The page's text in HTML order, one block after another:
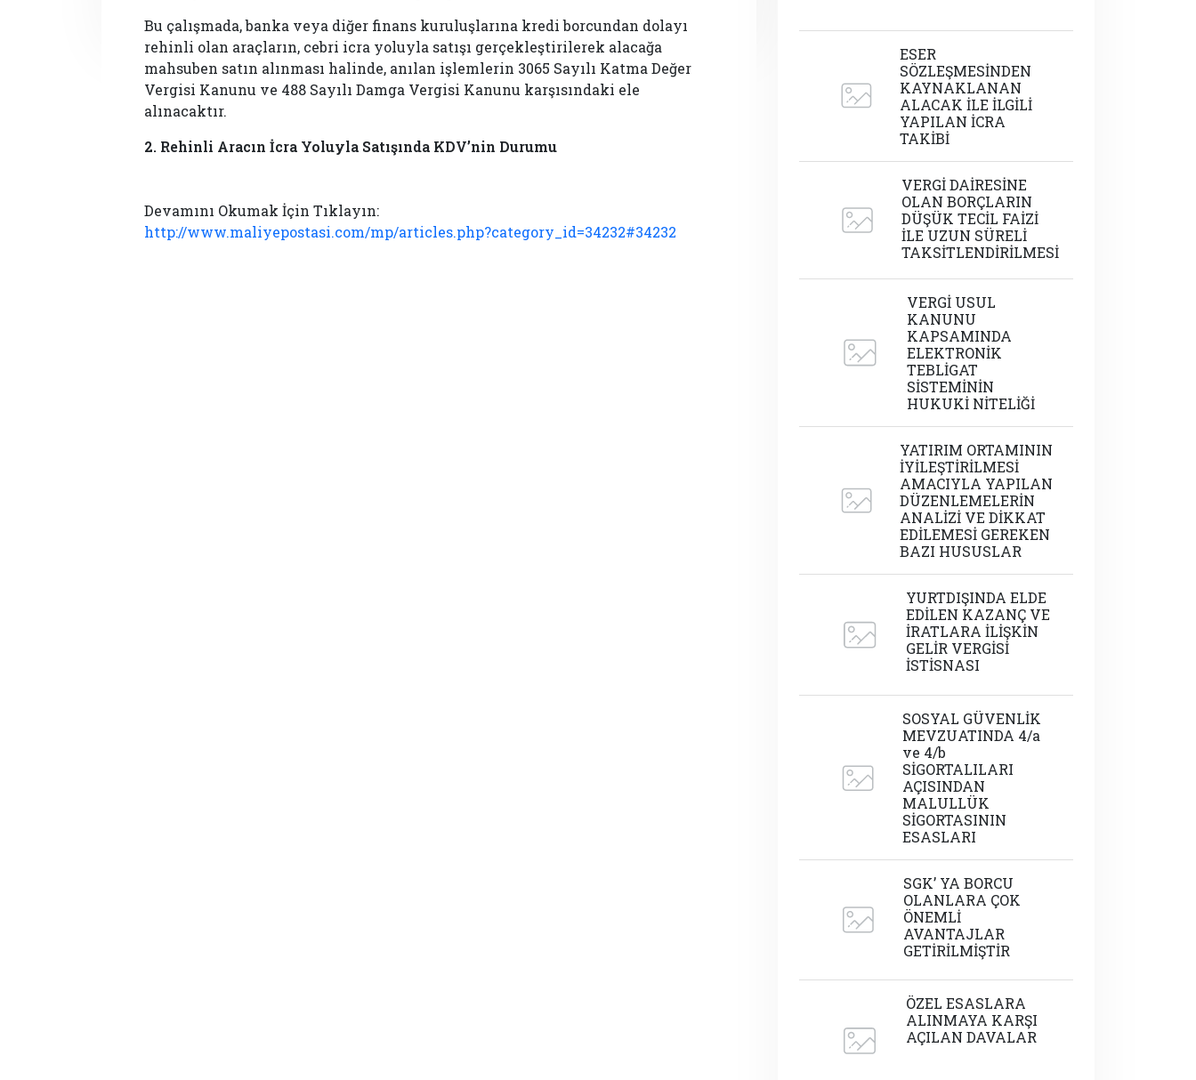
Bu çalışmada, banka veya diğer finans kuruluşlarına kredi borcundan dolayı
rehinli olan araçların, cebri icra yoluyla satışı gerçekleştirilerek alacağa
mahsuben satın alınması halinde, anılan işlemlerin 3065 Sayılı Katma Değer
Vergisi Kanunu ve 488 Sayılı Damga Vergisi Kanunu karşısındaki ele
alınacaktır.
2. Rehinli Aracın İcra Yoluyla Satışında KDV’nin Durumu
Devamını Okumak İçin Tıklayın:
http://www.maliyepostasi.com/mp/articles.php?category_id=34232#34232
ESER
SÖZLEŞMESİNDEN
KAYNAKLANAN
ALACAK İLE İLGİLİ
YAPILAN İCRA
TAKİBİ
VERGİ DAİRESİNE
OLAN BORÇLARIN
DÜŞÜK TECİL FAİZİ
İLE UZUN SÜRELİ
TAKSİTLENDİRİLMESİ
VERGİ USUL
KANUNU
KAPSAMINDA
ELEKTRONİK
TEBLİGAT
SİSTEMİNİN
HUKUKİ NİTELİĞİ
YATIRIM ORTAMININ
İYİLEŞTİRİLMESİ
AMACIYLA YAPILAN
DÜZENLEMELERİN
ANALİZİ VE DİKKAT
EDİLEMESİ GEREKEN
BAZI HUSUSLAR
YURTDIŞINDA ELDE
EDİLEN KAZANÇ VE
İRATLARA İLİŞKİN
GELİR VERGİSİ
İSTİSNASI
SOSYAL GÜVENLİK
MEVZUATINDA 4/a
ve 4/b
SİGORTALILARI
AÇISINDAN
MALULLÜK
SİGORTASININ
ESASLARI
SGK’ YA BORCU
OLANLARA ÇOK
ÖNEMLİ
AVANTAJLAR
GETİRİLMİŞTİR
ÖZEL ESASLARA
ALINMAYA KARŞI
AÇILAN DAVALAR